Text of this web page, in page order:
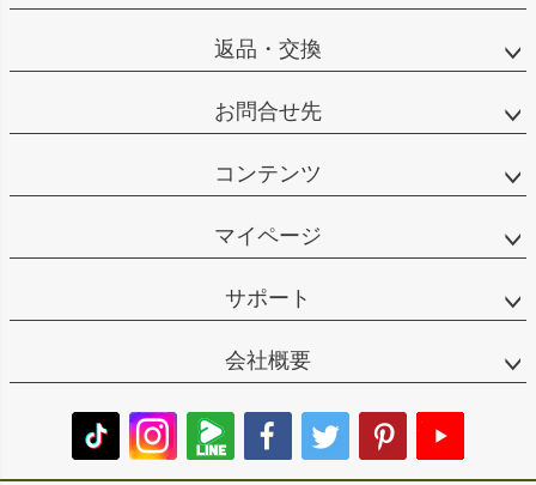
返品・交換
お問合せ先
コンテンツ
マイページ
サポート
会社概要